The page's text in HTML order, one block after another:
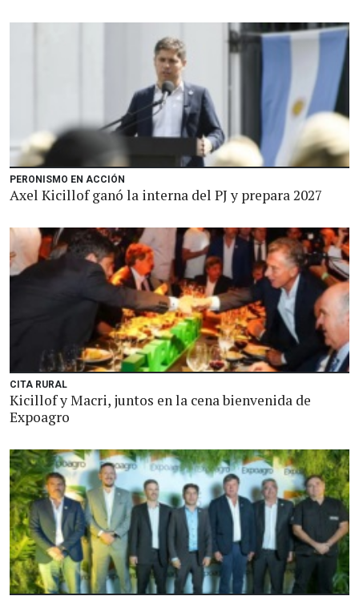
PERONISMO EN ACCIÓN
Axel Kicillof ganó la interna del PJ y prepara 2027
CITA RURAL
Kicillof y Macri, juntos en la cena bienvenida de
Expoagro